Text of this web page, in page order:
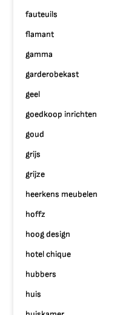
fauteuils
flamant
gamma
garderobekast
geel
goedkoop inrichten
goud
grijs
grijze
heerkens meubelen
hoffz
hoog design
hotel chique
hubbers
huis